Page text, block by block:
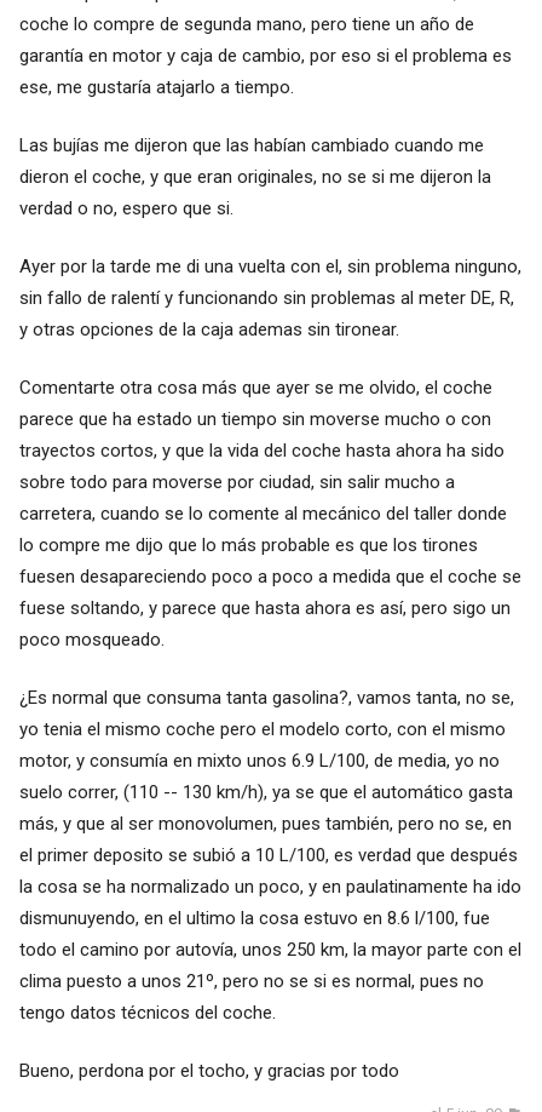
coche lo compre de segunda mano, pero tiene un año de
garantía en motor y caja de cambio, por eso si el problema es
ese, me gustaría atajarlo a tiempo.
Las bujías me dijeron que las habían cambiado cuando me
dieron el coche, y que eran originales, no se si me dijeron la
verdad o no, espero que si.
Ayer por la tarde me di una vuelta con el, sin problema ninguno,
sin fallo de ralentí y funcionando sin problemas al meter DE, R,
y otras opciones de la caja ademas sin tironear.
Comentarte otra cosa más que ayer se me olvido, el coche
parece que ha estado un tiempo sin moverse mucho o con
trayectos cortos, y que la vida del coche hasta ahora ha sido
sobre todo para moverse por ciudad, sin salir mucho a
carretera, cuando se lo comente al mecánico del taller donde
lo compre me dijo que lo más probable es que los tirones
fuesen desapareciendo poco a poco a medida que el coche se
fuese soltando, y parece que hasta ahora es así, pero sigo un
poco mosqueado.
¿Es normal que consuma tanta gasolina?, vamos tanta, no se,
yo tenia el mismo coche pero el modelo corto, con el mismo
motor, y consumía en mixto unos 6.9 L/100, de media, yo no
suelo correr, (110 -- 130 km/h), ya se que el automático gasta
más, y que al ser monovolumen, pues también, pero no se, en
el primer deposito se subió a 10 L/100, es verdad que después
la cosa se ha normalizado un poco, y en paulatinamente ha ido
dismunuyendo, en el ultimo la cosa estuvo en 8.6 l/100, fue
todo el camino por autovía, unos 250 km, la mayor parte con el
clima puesto a unos 21º, pero no se si es normal, pues no
tengo datos técnicos del coche.
Bueno, perdona por el tocho, y gracias por todo